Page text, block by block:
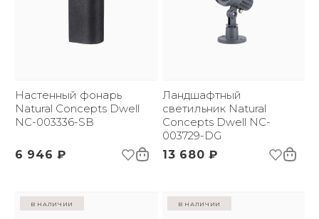
Настенный фонарь
Natural Concepts Dwell
NC-003336-SB
6 946 ₽
Ландшафтный
светильник Natural
Concepts Dwell NC-
003729-DG
13 680 ₽
в наличии в наличии